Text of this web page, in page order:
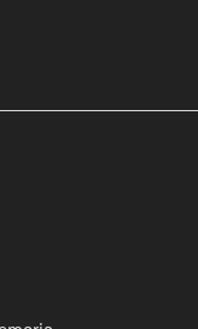
tuo account cliente